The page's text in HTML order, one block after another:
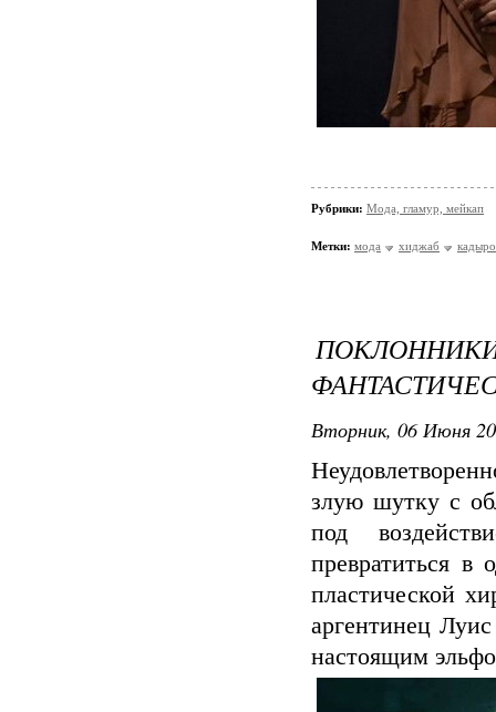
Рубрики: Мода, гламур, мейкап
Метки: мода хиджаб
Вторник, 06 Июня
злую шутку с
под
превратиться
пластической
аргентинец
настоящим